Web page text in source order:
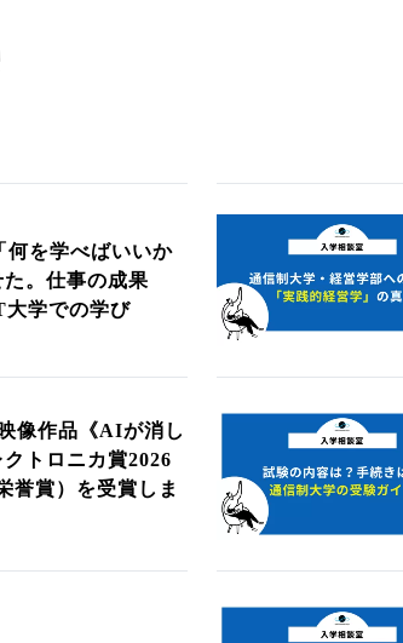
何を学べばいいか
。仕事の成果
大学での学び
像作品《AIが消し
トロニカ賞2026
誉賞）を受賞しま